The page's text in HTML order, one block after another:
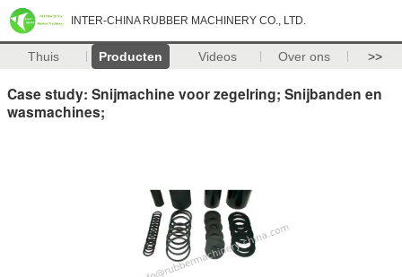
INTER-CHINA RUBBER MACHINERY CO., LTD.
Thuis Producten Videos Over ons >>
Case study: Snijmachine voor zegelring; Snijbanden en
wasmachines;